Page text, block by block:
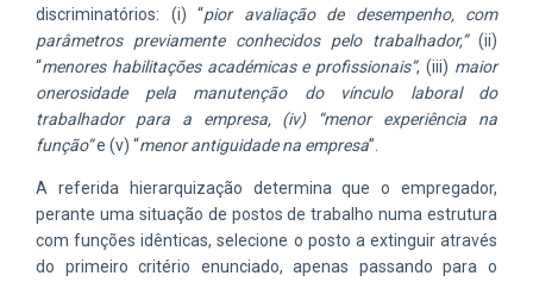
discriminatórios: (i) “pior avaliação de desempenho, com
parâmetros previamente conhecidos pelo trabalhador,” (ii)
“menores habilitações académicas e profissionais”, (iii) maior
onerosidade pela manutenção do vínculo laboral do
trabalhador para a empresa, (iv) “menor experiência na
função”e (v) “menor antiguidade na empresa”.
A referida hierarquização determina que o empregador,
perante uma situação de postos de trabalho numa estrutura
com funções idênticas, selecione o posto a extinguir através
do primeiro critério enunciado, apenas passando para o